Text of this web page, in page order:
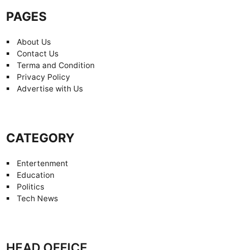
PAGES
About Us
Contact Us
Terma and Condition
Privacy Policy
Advertise with Us
CATEGORY
Entertenment
Education
Politics
Tech News